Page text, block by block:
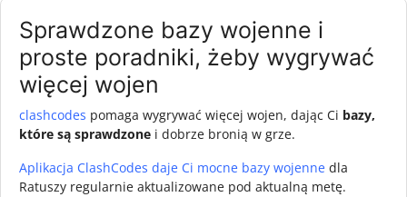
Sprawdzone bazy wojenne i
proste poradniki, żeby wygrywać
więcej wojen
clashcodes pomaga wygrywać więcej wojen, dając Ci bazy,
które są sprawdzone i dobrze bronią w grze.
Aplikacja ClashCodes daje Ci mocne bazy wojenne dla
Ratuszy regularnie aktualizowane pod aktualną metę.